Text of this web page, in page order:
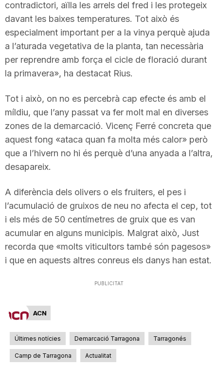
contradictori, aïlla les arrels del fred i les protegeix
davant les baixes temperatures. Tot això és
especialment important per a la vinya perquè ajuda
a l’aturada vegetativa de la planta, tan necessària
per reprendre amb força el cicle de floració durant
la primavera», ha destacat Rius.
Tot i això, on no es percebrà cap efecte és amb el
míldiu, que l’any passat va fer molt mal en diverses
zones de la demarcació. Vicenç Ferré concreta que
aquest fong «ataca quan fa molta més calor» però
que a l’hivern no hi és perquè d’una anyada a l’altra,
desapareix.
A diferència dels olivers o els fruiters, el pes i
l’acumulació de gruixos de neu no afecta el cep, tot
i els més de 50 centímetres de gruix que es van
acumular en alguns municipis. Malgrat això, Just
recorda que «molts viticultors també són pagesos»
i que en aquests altres conreus els danys han estat.
PUBLICITAT
ACN
Últimes notícies Demarcació Tarragona Tarragonés
Camp de Tarragona Actualitat